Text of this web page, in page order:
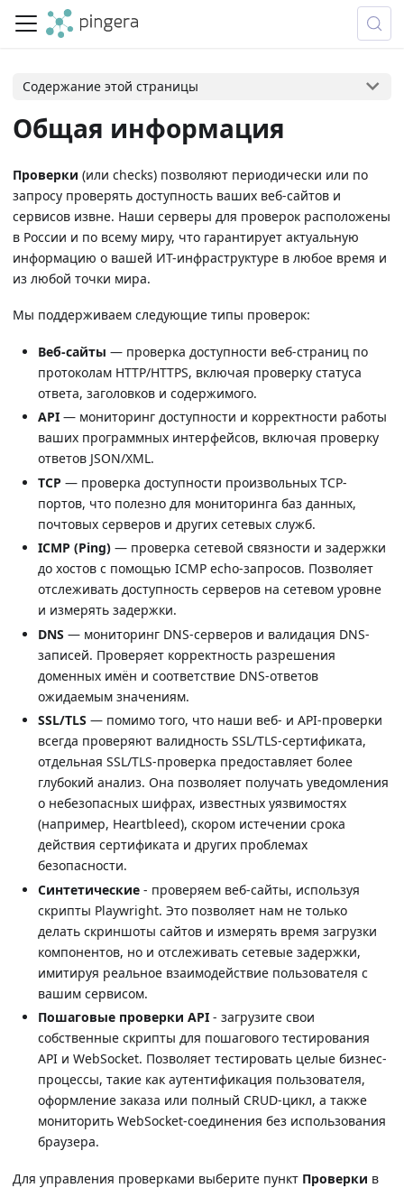
Содержание этой страницы
Общая информация
Проверки (или checks) позволяют периодически или по
запросу проверять доступность ваших веб-сайтов и
сервисов извне. Наши серверы для проверок расположены
в России и по всему миру, что гарантирует актуальную
информацию о вашей ИТ-инфраструктуре в любое время и
из любой точки мира.
Мы поддерживаем следующие типы проверок:
Веб-сайты — проверка доступности веб-страниц по
протоколам HTTP/HTTPS, включая проверку статуса
ответа, заголовков и содержимого.
API — мониторинг доступности и корректности работы
ваших программных интерфейсов, включая проверку
ответов JSON/XML.
TCP — проверка доступности произвольных TCP-
портов, что полезно для мониторинга баз данных,
почтовых серверов и других сетевых служб.
ICMP (Ping) — проверка сетевой связности и задержки
до хостов с помощью ICMP echo-запросов. Позволяет
отслеживать доступность серверов на сетевом уровне
и измерять задержки.
DNS — мониторинг DNS-серверов и валидация DNS-
записей. Проверяет корректность разрешения
доменных имён и соответствие DNS-ответов
ожидаемым значениям.
SSL/TLS — помимо того, что наши веб- и API-проверки
всегда проверяют валидность SSL/TLS-сертификата,
отдельная SSL/TLS-проверка предоставляет более
глубокий анализ. Она позволяет получать уведомления
о небезопасных шифрах, известных уязвимостях
(например, Heartbleed), скором истечении срока
действия сертификата и других проблемах
безопасности.
Синтетические - проверяем веб-сайты, используя
скрипты Playwright. Это позволяет нам не только
делать скриншоты сайтов и измерять время загрузки
компонентов, но и отслеживать сетевые задержки,
имитируя реальное взаимодействие пользователя с
вашим сервисом.
Пошаговые проверки API - загрузите свои
собственные скрипты для пошагового тестирования
API и WebSocket. Позволяет тестировать целые бизнес-
процессы, такие как аутентификация пользователя,
оформление заказа или полный CRUD-цикл, а также
мониторить WebSocket-соединения без использования
браузера.
Для управления проверками выберите пункт Проверки в